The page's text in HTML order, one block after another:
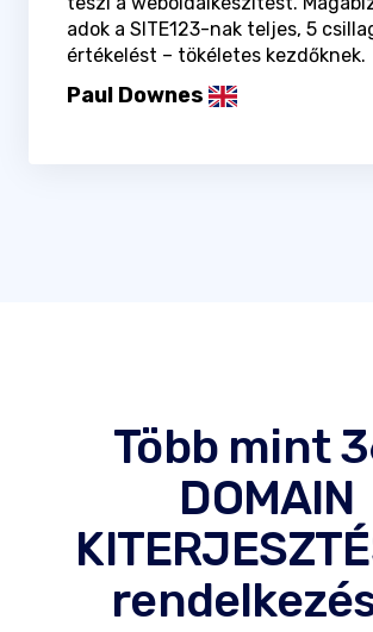
adok a SITE123-nak teljes, 5
értékelést – tökéletes kezdőknek.
Paul Downes
Több mint
DOMAIN